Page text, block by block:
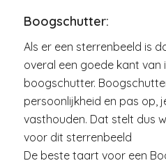
Boogschutter:
Als er een sterrenbeeld is
overal een goede kant van
boogschutter.
persoonlijkheid en pas op,
vasthouden. Dat stelt dus
voor dit sterrenbeeld
De beste taart voor een